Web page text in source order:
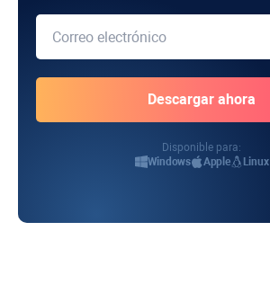
Disponible para:
Windows
Apple Linux